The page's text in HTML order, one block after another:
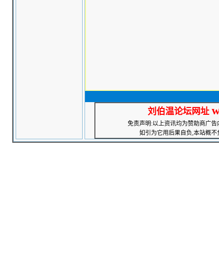
刘伯温论坛网址
免责声明:以上资讯均为赞助商广
如引为它用后果自负,本站概